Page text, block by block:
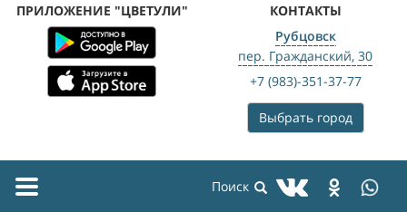
ПРИЛОЖЕНИЕ "ЦВЕТУЛИ"
КОНТАКТЫ
Рубцовск
пер. Гражданский, 30
+7 (983)-351-37-77
Выбрать город
Toggle